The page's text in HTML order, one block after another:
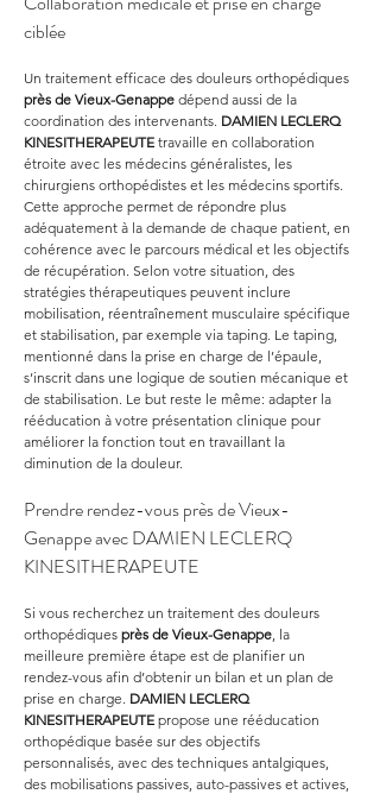
ciblée
Un traitement efficace des douleurs orthopédiques
près de Vieux-Genappe dépend aussi de la
coordination des intervenants. DAMIEN LECLERQ
KINESITHERAPEUTE travaille en collaboration
étroite avec les médecins généralistes, les
chirurgiens orthopédistes et les médecins sportifs.
Cette approche permet de répondre plus
adéquatement à la demande de chaque patient, en
cohérence avec le parcours médical et les objectifs
de récupération. Selon votre situation, des
stratégies thérapeutiques peuvent inclure
mobilisation, réentraînement musculaire spécifique
et stabilisation, par exemple via taping. Le taping,
mentionné dans la prise en charge de l’épaule,
s’inscrit dans une logique de soutien mécanique et
de stabilisation. Le but reste le même: adapter la
rééducation à votre présentation clinique pour
améliorer la fonction tout en travaillant la
diminution de la douleur.
Prendre rendez-vous près de Vieux-
Genappe avec DAMIEN LECLERQ
KINESITHERAPEUTE
Si vous recherchez un traitement des douleurs
orthopédiques près de Vieux-Genappe, la
meilleure première étape est de planifier un
rendez-vous afin d’obtenir un bilan et un plan de
prise en charge. DAMIEN LECLERQ
KINESITHERAPEUTE propose une rééducation
orthopédique basée sur des objectifs
personnalisés, avec des techniques antalgiques,
des mobilisations passives, auto-passives et actives,